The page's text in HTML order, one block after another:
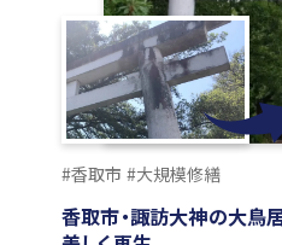
#香取市 #大規模修繕
香取市・諏訪大神の大鳥